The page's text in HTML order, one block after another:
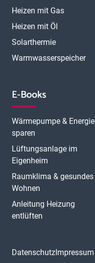
Heizen mit Gas
Heizen mit Öl
Solarthermie
Warmwasserspeicher
E-Books
Wärmepumpe & Energie
sparen
Lüftungsanlage im
Eigenheim
Raumklima & gesundes
Wohnen
Anleitung Heizung
entlüften
DatenschutzImpressum